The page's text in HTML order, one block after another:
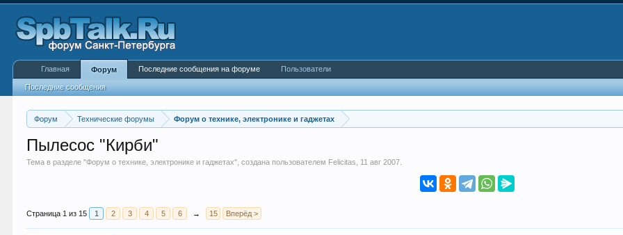
Форум Технические форумы Форум о технике, электронике и гаджетах
Пылесос "Кирби"
Тема в разделе "Форум о технике, электронике и гаджетах", создана пользователем Felicitas 11 авг 2007
Страница 1 из 15 1 2 3 4 5 6 → 15 Вперёд >
Главная Форум
Последние сообщения
Последние сообщения на форуме Пользователи